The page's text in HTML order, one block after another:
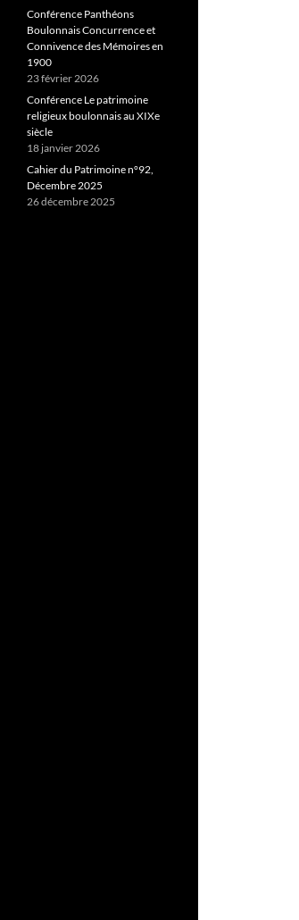
Conférence Panthéons
Boulonnais Concurrence et
Connivence des Mémoires en
1900
23 février 2026
Conférence Le patrimoine
religieux boulonnais au XIXe
siècle
18 janvier 2026
Cahier du Patrimoine n°92,
Décembre 2025
26 décembre 2025